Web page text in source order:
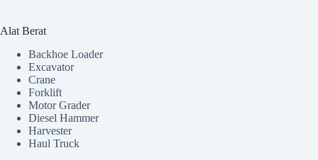
Alat Berat
Backhoe Loader
Excavator
Crane
Forklift
Motor Grader
Diesel Hammer
Harvester
Haul Truck